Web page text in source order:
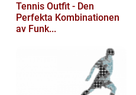
Tennis Outfit - Den
Perfekta Kombinationen
av Funk...